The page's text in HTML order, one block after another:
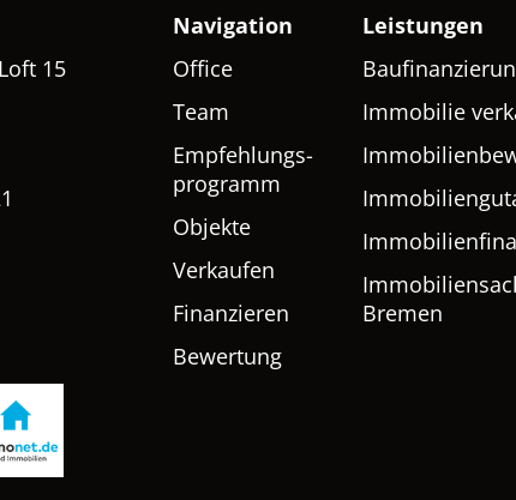
15
Navigation
Office
Team
Empfehlungs-
programm
Objekte
Verkaufen
Finanzieren
Bewertung
Leistungen
Immobilie
Bremen